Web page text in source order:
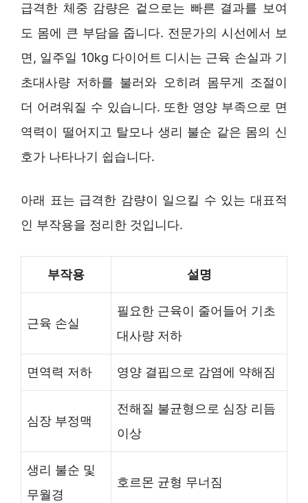
급격한 체중 감량은 겉으로는 빠른 결과를 보여
도 몸에 큰 부담을 줍니다. 전문가의 시선에서 보
면, 일주일 10kg 다이어트 디시는 근육 손실과 기
초대사량 저하를 불러와 오히려 몸무게 조절이
더 어려워질 수 있습니다. 또한 영양 부족으로 면
역력이 떨어지고 탈모나 생리 불순 같은 몸의 신
호가 나타나기 쉽습니다.
아래 표는 급격한 감량이 일으킬 수 있는 대표적
인 부작용을 정리한 것입니다.
부작용 설명
근육 손실
필요한 근육이 줄어들어 기초
대사량 저하
면역력 저하 영양 결핍으로 감염에 약해짐
심장 부정맥
전해질 불균형으로 심장 리듬
이상
생리 불순 및
무월경
호르몬 균형 무너짐